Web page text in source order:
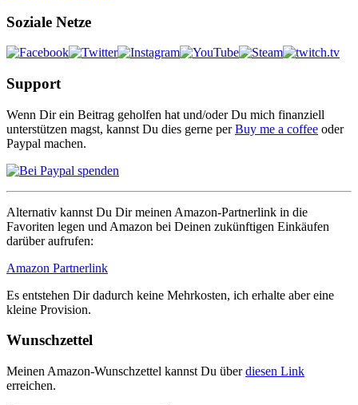
Soziale Netze
Support
Wenn Dir ein Beitrag geholfen hat und/oder Du mich finanziell
unterstützen magst, kannst Du dies gerne perBuy me a coffee oder
Paypal machen.
Alternativ kannst Du Dir meinen Amazon-Partnerlink in die
Favoriten legen und Amazon bei Deinen zukünftigen Einkäufen
darüber aufrufen:
Amazon Partnerlink
Es entstehen Dir dadurch keine Mehrkosten, ich erhalte aber eine
kleine Provision.
Wunschzettel
Meinen Amazon-Wunschzettel kannst Du überdiesen Link
erreichen.